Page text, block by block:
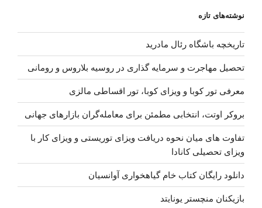
نوشته‌های تازه
تاریخچه باشگاه رئال مادرید
تحصیل مهاجرت و سرمایه گذاری در روسیه بلاروس و رومانی
معرفی تور کوبا و ویزای کوبا، تور اقساطی مالزی
بروکر اوتت، انتخابی مطمئن برای معامله‌گران بازارهای جهانی
تفاوت های میان نحوه دریافت ویزای توریستی و ویزای کار با
ویزای تحصیلی کانادا
دانلود رایگان کتاب خام گیاهخواری آوانسیان
بازیکنان منچستر یونایتد